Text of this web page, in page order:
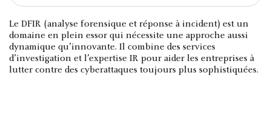
Le DFIR (analyse forensique et réponse à incident) est un
domaine en plein essor qui nécessite une approche aussi
dynamique qu’innovante. Il combine des services
d’investigation et l’expertise IR pour aider les entreprises à
lutter contre des cyberattaques toujours plus sophistiquées.